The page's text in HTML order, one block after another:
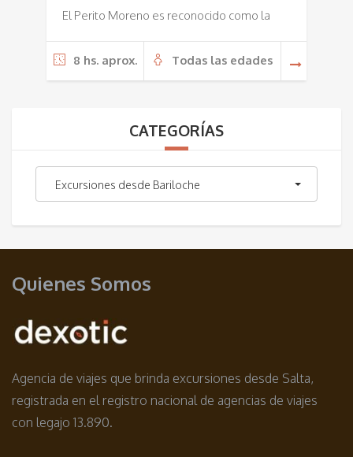
El Perito Moreno es reconocido como la
8 hs. aprox. Todas las edades
CATEGORÍAS
Excursiones desde Bariloche
Quienes Somos
Agencia de viajes que brinda excursiones desde Salta,
registrada en el registro nacional de agencias de viajes
con legajo 13.890.